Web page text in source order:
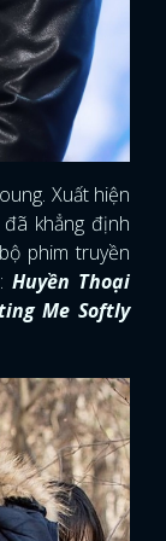
Xuất hiện
đã khẳng định
phim truyền
Huyền Thoại
Me Softly